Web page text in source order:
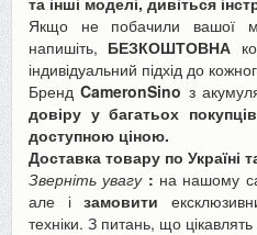
Якщо не побачили вашої
напишіть, БЕЗКОШТОВНА
індивідуальний підхід до
БрендCameronSino з
довіру у багатьох
доступною ціною.
Доставка товару по Україні
Зверніть увагу : на нашому
але і замовити
техніки. З питань, що